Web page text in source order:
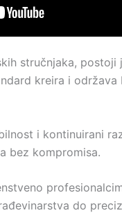
stručnjaka,
kreira i održava
i kontinuirani
bez kompromisa.
do